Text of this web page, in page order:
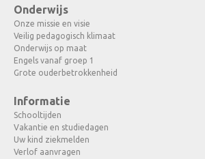
Onderwijs
Onze missie en visie
Veilig pedagogisch klimaat
Onderwijs op maat
Engels vanaf groep 1
Grote ouderbetrokkenheid
Informatie
Schooltijden
Vakantie en studiedagen
Uw kind ziekmelden
Verlof aanvragen